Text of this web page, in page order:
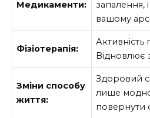
Медикаменти:
запалення,
вашому
Фізіотерапія:
Активність
Відновлює
Зміни способу
життя:
Здоровий
лише
повернути